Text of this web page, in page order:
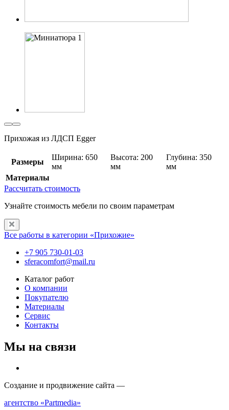
Прихожая из ЛДСП Egger
Размеры
Ширина: 650
мм
Высота: 200
мм
Глубина: 350
мм
Материалы
Рассчитать стоимость
Узнайте стоимость мебели по своим параметрам
Все работы в категории «Прихожие»
+7 905 730-01-03
sferacomfort@mail.ru
Каталог работ
О компании
Покупателю
Материалы
Сервис
Контакты
Мы на связи
Создание и продвижение сайта —
агентство «Partmedia»